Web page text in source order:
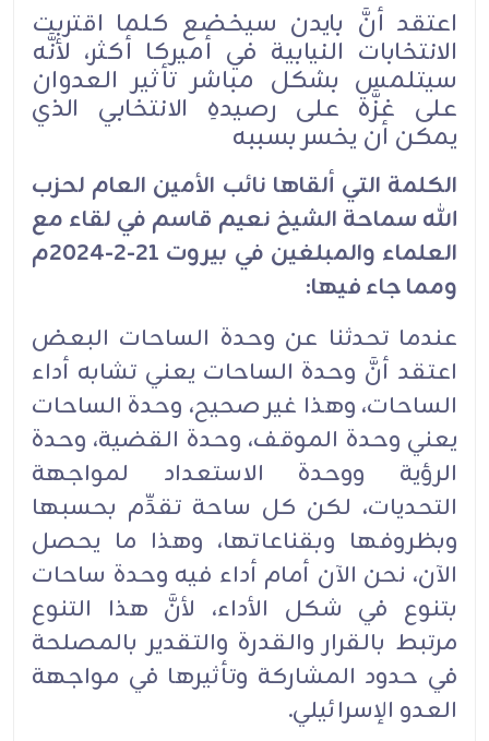
اعتقد أنَّ بايدن سيخضع كلما اقتربت
الانتخابات النيابية في أميركا أكثر، لأنَّه
سيتلمس بشكل مباشر تأثير العدوان
على غزَّة على رصيدهِ الانتخابي الذي
يمكن أن يخسر بسببه
الكلمة التي ألقاها نائب الأمين العام لحزب
الله سماحة الشيخ نعيم قاسم في لقاء مع
العلماء والمبلغين في بيروت 21-2-2024م
ومما جاء فيها:
عندما تحدثنا عن وحدة الساحات البعض
اعتقد أنَّ وحدة الساحات يعني تشابه أداء
الساحات، وهذا غير صحيح، وحدة الساحات
يعني وحدة الموقف، وحدة القضية، وحدة
الرؤية ووحدة الاستعداد لمواجهة
التحديات، لكن كل ساحة تقدِّم بحسبها
وبظروفها وبقناعاتها، وهذا ما يحصل
الآن، نحن الآن أمام أداء فيه وحدة ساحات
بتنوع في شكل الأداء، لأنَّ هذا التنوع
مرتبط بالقرار والقدرة والتقدير بالمصلحة
في حدود المشاركة وتأثيرها في مواجهة
العدو الإسرائيلي.